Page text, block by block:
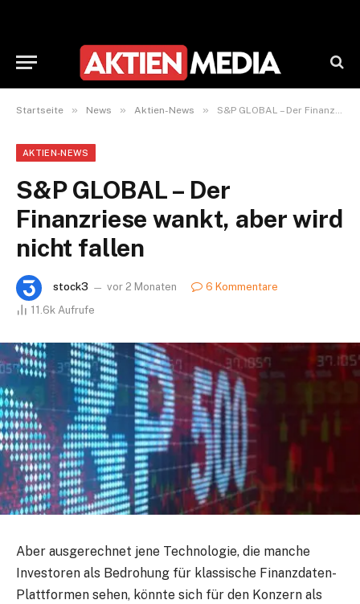
Startseite » News » Aktien-News » S&P GLOBAL – Der Finanzriese wankt, aber wird nicht fallen
AKTIEN-NEWS
S&P GLOBAL – Der
Finanzriese wankt, aber wird
nicht fallen
stock3 vor 2 Monaten
6 Kommentare
11.6k Aufrufe
Aber ausgerechnet jene Technologie, die manche
Investoren als Bedrohung für klassische Finanzdaten-
Plattformen sehen, könnte sich für den Konzern als